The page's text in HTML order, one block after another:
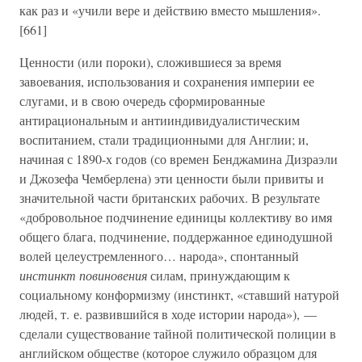
как раз и «учили вере и действию вместо мышления».
[661]
Ценности (или пороки), сложившиеся за время
завоевания, использования и сохранения империи ее
слугами, и в свою очередь сформированные
антирациональным и антииндивидуалистическим
воспитанием, стали традиционными для Англии; и,
начиная с 1890-х годов (со времен Бенджамина Дизраэли
и Джозефа Чемберлена) эти ценности были привиты и
значительной части британских рабочих. В результате
«добровольное подчинение единицы коллективу во имя
общего блага, подчинение, поддержанное единодушной
волей целеустремленного… народа», спонтанный
инстинкт повиновениясилам, принуждающим к
социальному конформизму (инстинкт, «ставший натурой
людей, т. е. развившийся в ходе истории народа»), —
сделали существование тайной политической полиции в
английском обществе (которое служило образцом для